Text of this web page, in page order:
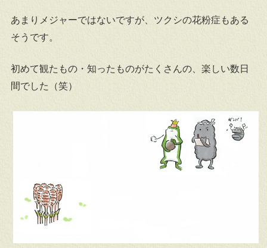
あまりメジャーではないですが、ツクシの花粉症もある
そうです。
初めて観たもの・知ったものがたくさんの、楽しい数日
間でした（笑）